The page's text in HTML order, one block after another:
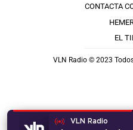
VLN Radio
CONTACTA
EL
VLN Radio © 2023